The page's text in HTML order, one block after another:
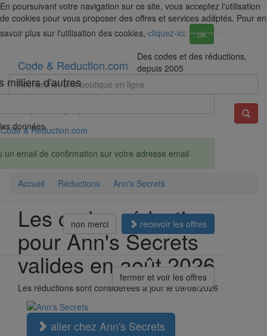
En poursuivant votre navigation sur ce site, vous acceptez l'utilisation
de cookies pour vous proposer des offres et services adaptés. Pour en
savoir plus sur l'utilisation des cookies, cliquez-ici. ok
Code & Reduction.com
Des codes et des réductions,
depuis 2005
Code & Reduction.com
Accueil Réductions Ann's Secrets
Les codes réduction
pour Ann's Secrets
valides en août 2026
Les réductions sont considérées à jour le 09/08/2026
aller chez Ann's Secrets
×
milliers d'autres
données
email de confirmation sur votre adresse email
non merci recevoir les offres
fermer et voir les offres